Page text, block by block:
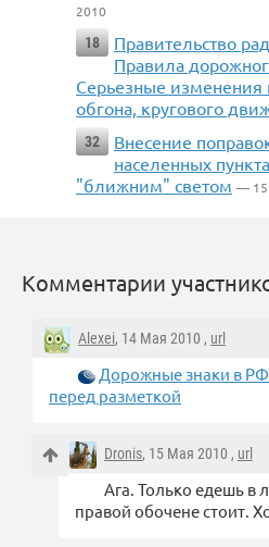
2010
18
Правительство
Правила
Серьезные изменения
обгона, кругового
32
Внесение
населенных
"ближним" светом — 15
Комментарии
Alexei, 14 Мая 2010 , url
Дорожные знаки в
перед разметкой
Dronis, 15 Мая 2010 , url
Ага. Только едешь в
правой обочене стоит.